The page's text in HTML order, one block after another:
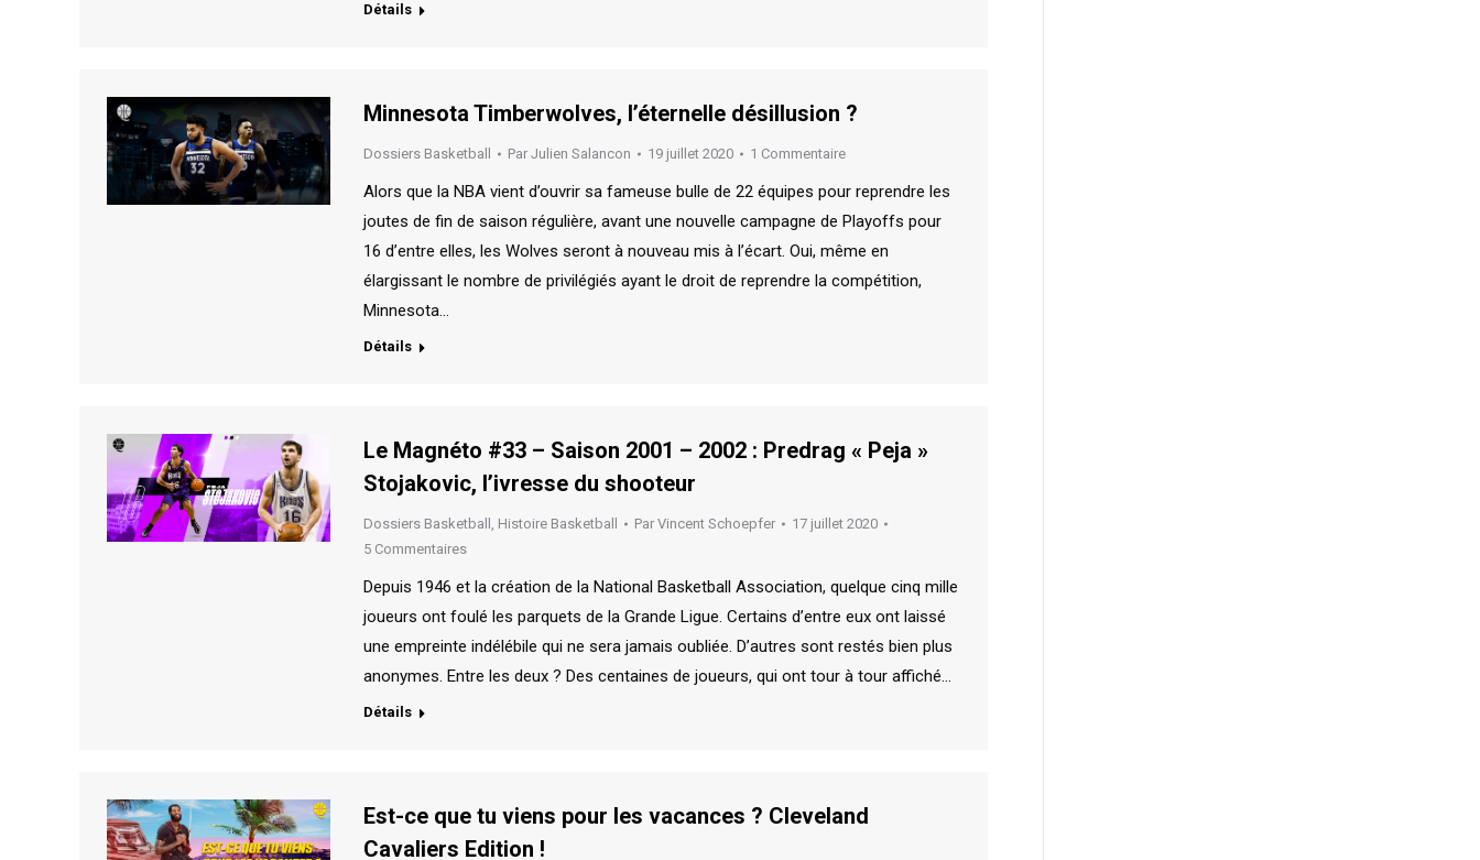
Détails
Minnesota Timberwolves, l’éternelle désillusion ?
Dossiers Basketball Par Julien Salancon 19 juillet 2020 1 Commentaire
Alors que la NBA vient d’ouvrir sa fameuse bulle de 22 équipes pour reprendre les
joutes de fin de saison régulière, avant une nouvelle campagne de Playoffs pour
16 d’entre elles, les Wolves seront à nouveau mis à l’écart. Oui, même en
élargissant le nombre de privilégiés ayant le droit de reprendre la compétition,
Minnesota…
Détails
Le Magnéto #33 – Saison 2001 – 2002 : Predrag « Peja »
Stojakovic, l’ivresse du shooteur
Dossiers Basketball , Histoire Basketball Par Vincent Schoepfer
17 juillet 2020
5 Commentaires
Depuis 1946 et la création de la National Basketball Association, quelque cinq mille
joueurs ont foulé les parquets de la Grande Ligue. Certains d’entre eux ont laissé
une empreinte indélébile qui ne sera jamais oubliée. D’autres sont restés bien plus
anonymes. Entre les deux ? Des centaines de joueurs, qui ont tour à tour affiché…
Détails
Est-ce que tu viens pour les vacances ? Cleveland
Cavaliers Edition !